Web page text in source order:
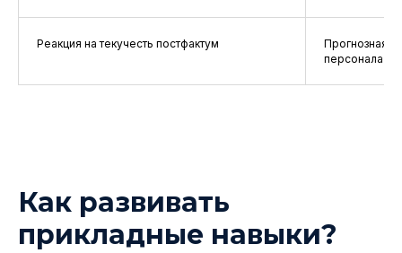
Реакция на текучесть постфактум
Прогнозная
персонала
Как развивать
прикладные навыки?